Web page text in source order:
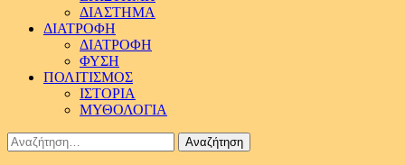
ΔΙΑΣΤΗΜΑ
ΔΙΑΤΡΟΦΗ
ΔΙΑΤΡΟΦΗ
ΦΥΣΗ
ΠΟΛΙΤΙΣΜΟΣ
ΙΣΤΟΡΙΑ
ΜΥΘΟΛΟΓΙΑ
Αναζήτηση
για: